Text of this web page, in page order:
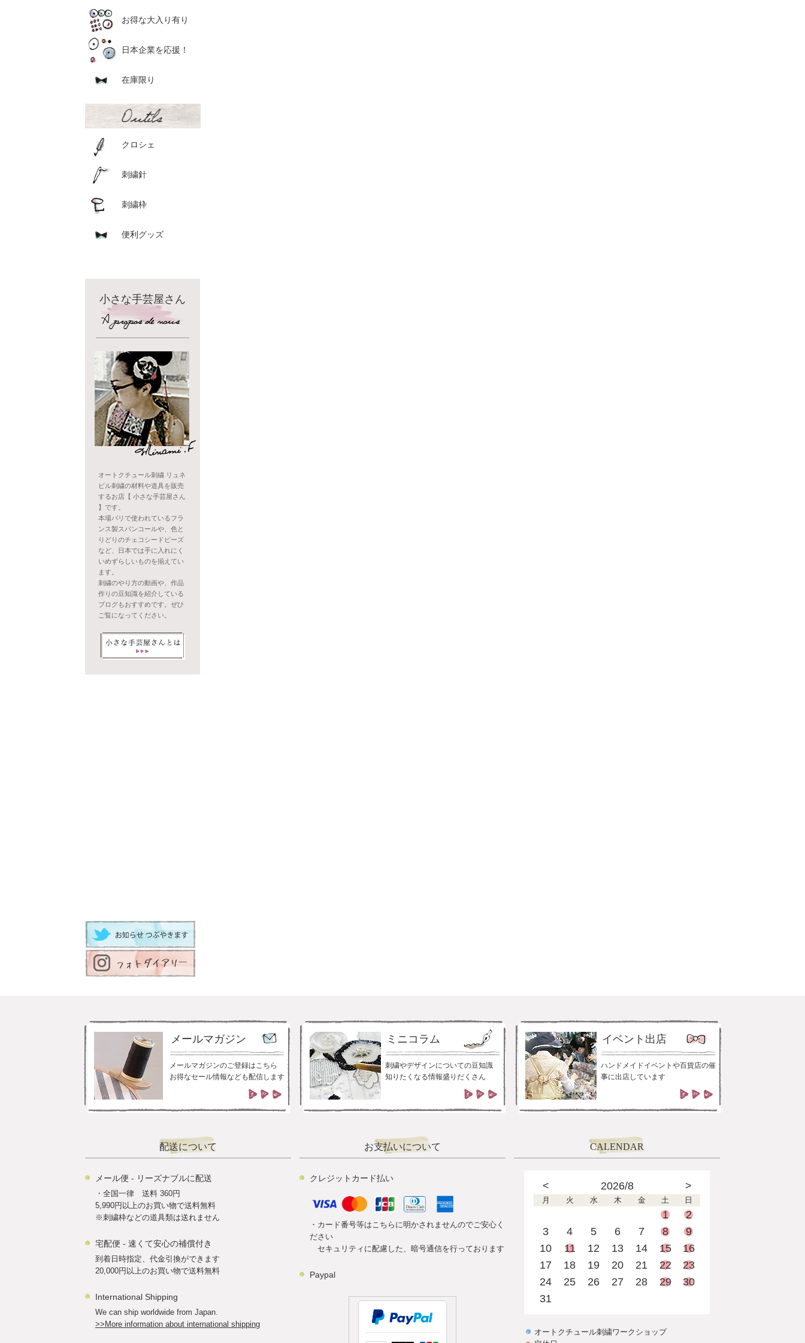
お得な大入り有り
日本企業を応援！
在庫限り
クロシェ
刺繍針
刺繍枠
便利グッズ
小さな手芸屋さん
オートクチュール刺繍 リュネ
ビル刺繍の材料や道具を販売
するお店【 小さな手芸屋さん
】です。
本場パリで使われているフラ
ンス製スパンコールや、色と
りどりのチェコシードビーズ
など、日本では手に入れにく
いめずらしいものを揃えてい
ます。
刺繍のやり方の動画や、作品
作りの豆知識を紹介している
ブログもおすすめです。ぜひ
ご覧になってください。
メールマガジン
メールマガジンのご登録はこちら
お得なセール情報なども配信します
ミニコラム
刺繍やデザインについての豆知識
知りたくなる情報盛りだくさん
イベント出店
ハンドメイドイベントや百貨店の催
事に出店しています
配送について
メール便 - リーズナブルに配送
・全国一律 送料 360円
5,990円以上のお買い物で送料無料
※刺繍枠などの道具類は送れません
宅配便 - 速くて安心の補償付き
到着日時指定、代金引換ができます
20,000円以上のお買い物で送料無料
International Shipping
We can ship worldwide from Japan.
>>More information about international shipping
お支払いについて
クレジットカード払い
・カード番号等はこちらに明かされませんのでご安心く
ださい
セキュリティに配慮した、暗号通信を行っております
Paypal
CALENDAR
< 2026/8 >
月 火 水 木 金 土 日
1
2
3
4 5 6 7 8
9
10
11 12 13 14 15
16
17
18 19 20 21 22
23
24
25 26 27 28 29
30
31
オートクチュール刺繍ワークショップ